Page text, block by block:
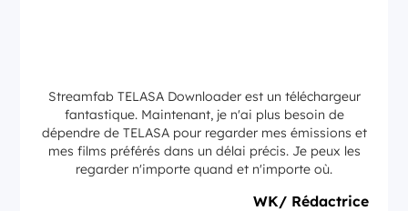
Streamfab TELASA Downloader est un téléchargeur
fantastique. Maintenant, je n'ai plus besoin de
dépendre de TELASA pour regarder mes émissions et
mes films préférés dans un délai précis. Je peux les
regarder n'importe quand et n'importe où.
WK/ Rédactrice